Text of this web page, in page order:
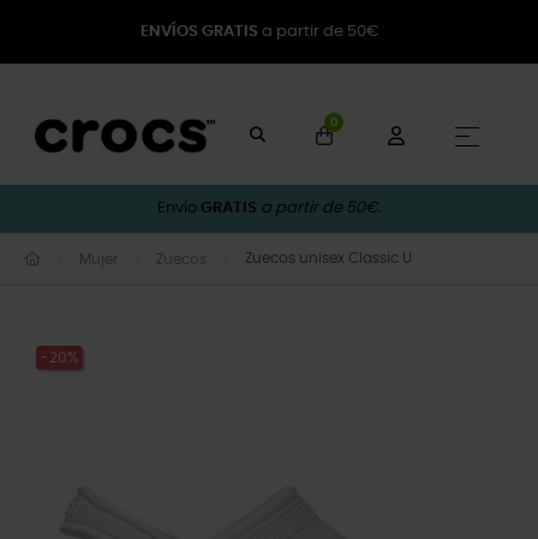
ENVÍOS GRATIS a partir de 50€
0
☰
Envío GRATIS a partir de 50€.
Mujer Zuecos Zuecos unisex Classic U
-20%